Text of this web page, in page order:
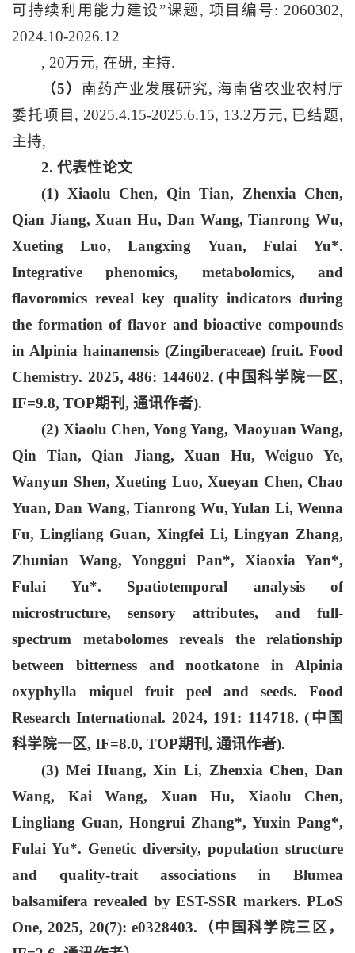
可持续利用能力建设”课题, 项目编号: 2060302,
2024.10-2026.12
, 20万元, 在研, 主持.
（5） 南药产业发展研究, 海南省农业农村厅
委托项目, 2025.4.15-2025.6.15, 13.2万元, 已结题,
主持,
2. 代表性论文
(1) Xiaolu Chen, Qin Tian, Zhenxia Chen,
Qian Jiang, Xuan Hu, Dan Wang, Tianrong Wu,
Xueting Luo, Langxing Yuan, Fulai Yu*.
Integrative phenomics, metabolomics, and
flavoromics reveal key quality indicators during
the formation of flavor and bioactive compounds
in Alpinia hainanensis (Zingiberaceae) fruit. Food
Chemistry. 2025, 486: 144602. (中国科学院一区,
IF=9.8, TOP期刊, 通讯作者).
(2) Xiaolu Chen, Yong Yang, Maoyuan Wang,
Qin Tian, Qian Jiang, Xuan Hu, Weiguo Ye,
Wanyun Shen, Xueting Luo, Xueyan Chen, Chao
Yuan, Dan Wang, Tianrong Wu, Yulan Li, Wenna
Fu, Lingliang Guan, Xingfei Li, Lingyan Zhang,
Zhunian Wang, Yonggui Pan*, Xiaoxia Yan*,
Fulai Yu*. Spatiotemporal analysis of
microstructure, sensory attributes, and full-
spectrum metabolomes reveals the relationship
between bitterness and nootkatone in Alpinia
oxyphylla miquel fruit peel and seeds. Food
Research International. 2024, 191: 114718. (中国
科学院一区, IF=8.0, TOP期刊, 通讯作者).
(3) Mei Huang, Xin Li, Zhenxia Chen, Dan
Wang, Kai Wang, Xuan Hu, Xiaolu Chen,
Lingliang Guan, Hongrui Zhang*, Yuxin Pang*,
Fulai Yu*. Genetic diversity, population structure
and quality-trait associations in Blumea
balsamifera revealed by EST-SSR markers. PLoS
One, 2025, 20(7): e0328403.（中国科学院三区，